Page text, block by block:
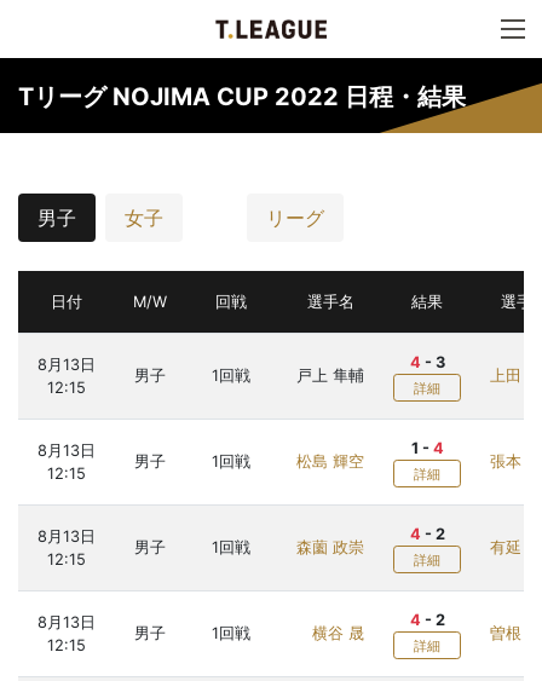
Tリーグ NOJIMA CUP 2022 日程・結果
男子 女子 リーグ
日付 M/W 回戦 選手名 結果 選手
8月13日
12:15
男子 1回戦 戸上 隼輔
4 - 3
詳細
上田 仁
8月13日
12:15
男子 1回戦 松島 輝空
1 - 4
詳細
張本
8月13日
12:15
男子 1回戦 森薗 政崇
4 - 2
詳細
有延
8月13日
12:15
男子 1回戦 横谷 晟
4 - 2
詳細
曽根 翔